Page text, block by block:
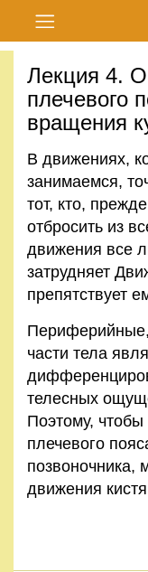
Блог
Магазин
Карта
сайта
Личный
кабинет
Контакты
Правила
и
условия
Лекция 4.
плечевого
вращения
В движениях,
занимаемся,
тот, кто,
отбросить из
движения все
затрудняет
препятствует
части тела
телесных
Поэтому,
плечевого
позвоночника,
движения